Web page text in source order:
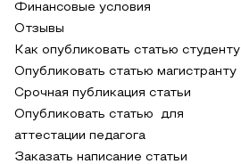
Финансовые условия
Отзывы
Как опубликовать статью студенту
Опубликовать статью магистранту
Срочная публикация статьи
Опубликовать статью для
аттестации педагога
Заказать написание статьи